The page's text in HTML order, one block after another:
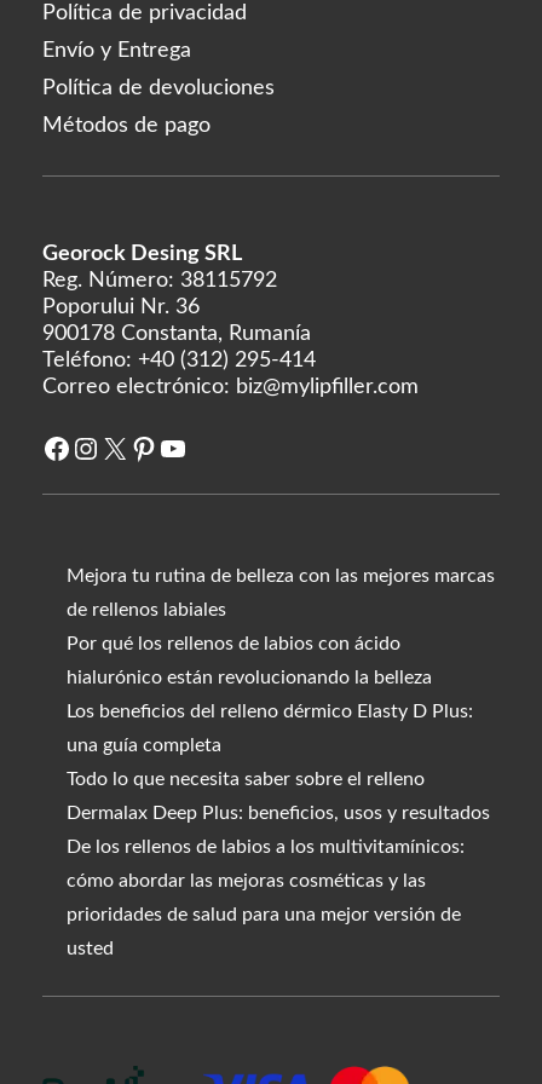
Política de privacidad
Envío y Entrega
Política de devoluciones
Métodos de pago
Georock Desing SRL
Reg. Número: 38115792
Poporului Nr. 36
900178 Constanta, Rumanía
Teléfono: +40 (312) 295-414
Correo electrónico: biz@mylipfiller.com
Facebook
Instagram
X Pinterest
YouTube
Mejora tu rutina de belleza con las mejores marcas
de rellenos labiales
Por qué los rellenos de labios con ácido
hialurónico están revolucionando la belleza
Los beneficios del relleno dérmico Elasty D Plus:
una guía completa
Todo lo que necesita saber sobre el relleno
Dermalax Deep Plus: beneficios, usos y resultados
De los rellenos de labios a los multivitamínicos:
cómo abordar las mejoras cosméticas y las
prioridades de salud para una mejor versión de
usted